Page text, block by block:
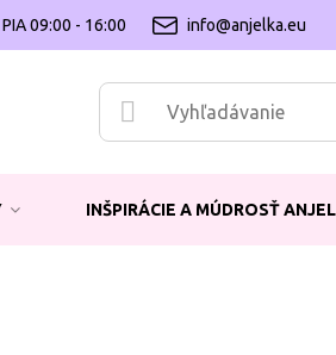
09:00 - 16:00 info@anjelka.eu
INŠPIRÁCIE A MÚDROSŤ